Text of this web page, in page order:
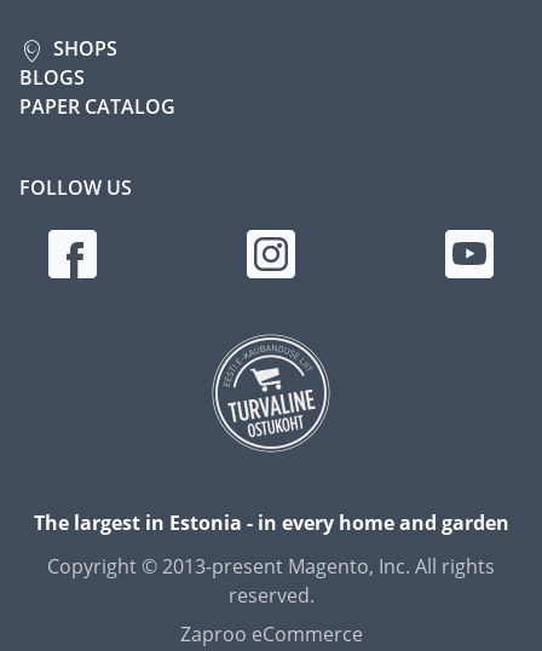
SHOPS
BLOGS
PAPER CATALOG
FOLLOW US
The largest in Estonia - in every home and garden
Copyright © 2013-present Magento, Inc. All rights
reserved.
Zaproo eCommerce